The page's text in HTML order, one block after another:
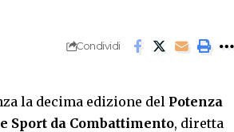
Condividi
la decima edizione del Potenza
Sport da Combattimento, diretta